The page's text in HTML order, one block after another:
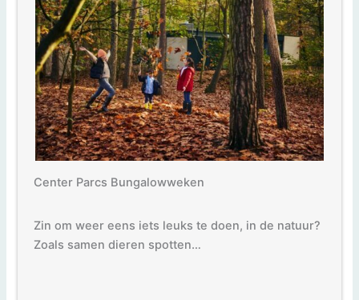
Center Parcs Bungalowweken
Zin om weer eens iets leuks te doen, in de natuur?
Zoals samen dieren spotten…